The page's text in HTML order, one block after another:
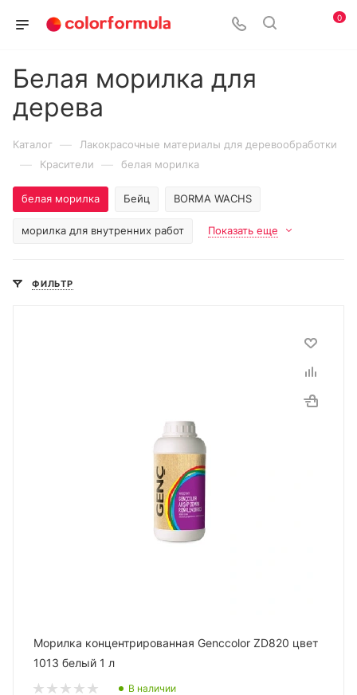
0
Белая морилка для
дерева
Каталог — Лакокрасочные материалы для деревообработки
— Красители — белая морилка
Бейц BORMA WACHS
морилка для внутренних работ
белая морилка
Показать еще
ФИЛЬТР
Морилка концентрированная Genccolor ZD820 цвет
1013 белый 1 л
В наличии